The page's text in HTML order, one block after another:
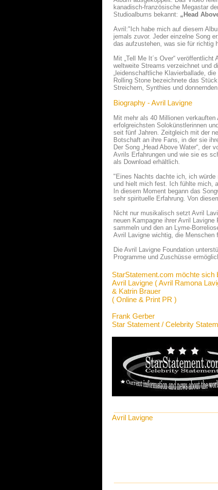
kanadisch-französische Megastar
Studioalbums bekannt: „Head
Avril:"Ich habe mich auf diesem
jemals zuvor. Jeder einzelne Song
das aufzustehen, was sie für richtig
Mit „Tell Me It´s Over“
weltweite Streams verzeichnet und
„leidenschaftliche Klavierballade,
Rolling Stone bezeichnete das
Streichern, Synthies und
Biography - Avril Lavigne
Mit mehr als 40 Millionen
erfolgreichsten Solokünstlerinnen
seit fünf Jahren. Zeitgleich mit der
Botschaft an ihre Fans, in der sie
Der Song „Head Above Water“,
Avrils Erfahrungen und wie sie es
als Download erhältlich.
"Eines Nachts dachte ich, ich
und hielt mich fest. Ich fühlte mich,
In diesem Moment begann das
sehr spirituelle Erfahrung. Von
Nicht nur musikalisch setzt Avril
neuen Kampagne ihrer Avril
sammeln und den an Lyme-
Avril Lavigne wichtig, die Menschen
Die Avril Lavigne Foundation
Programme und Zuschüsse
StarStatement.com möchte sich
Avril Lavigne ( Avril Ramona
& Katrin Brauer
( Online & Print PR )
Frank Gerber
Star Statement / Celebrity
Avril Lavigne